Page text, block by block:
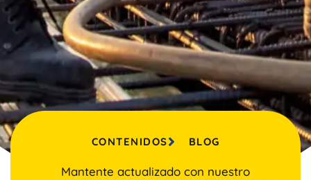
CONTENIDOS BLOG
Mantente actualizado con nuestro